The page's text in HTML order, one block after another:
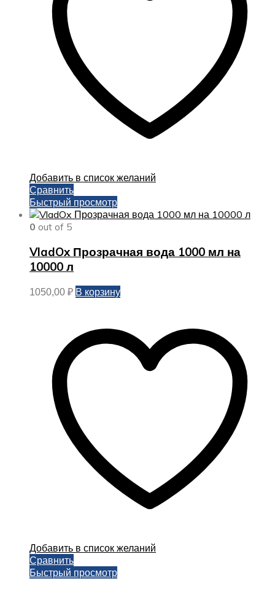
Добавить в список желаний
Сравнить
Быстрый просмотр
0 out of 5
VladOx Прозрачная вода 1000 мл на
10000 л
1050,00 ₽ В корзину
Добавить в список желаний
Сравнить
Быстрый просмотр